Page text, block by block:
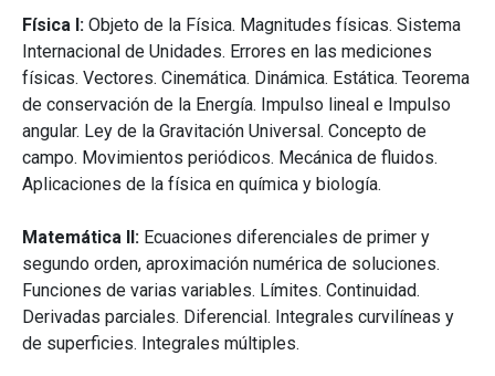
Física I: Objeto de la Física. Magnitudes físicas. Sistema
Internacional de Unidades. Errores en las mediciones
físicas. Vectores. Cinemática. Dinámica. Estática. Teorema
de conservación de la Energía. Impulso lineal e Impulso
angular. Ley de la Gravitación Universal. Concepto de
campo. Movimientos periódicos. Mecánica de fluidos.
Aplicaciones de la física en química y biología.
Matemática II: Ecuaciones diferenciales de primer y
segundo orden, aproximación numérica de soluciones.
Funciones de varias variables. Límites. Continuidad.
Derivadas parciales. Diferencial. Integrales curvilíneas y
de superficies. Integrales múltiples.